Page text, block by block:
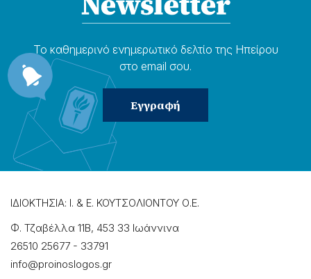
Το καθημερɩνό ενημερωτɩκό δελτίο της Ηπείρου
στο email σου.
ΙΔΙΟΚΤΗΣΙΑ: Ι. & Ε. ΚΟΥΤΣΟΛΙΟΝΤΟΥ Ο.Ε.
Φ. Τζαβέλλα 11Β, 453 33 Ιωάννɩνα
26510 25677 - 33791
info@proinoslogos.gr